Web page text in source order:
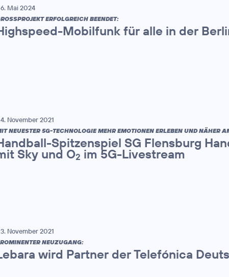
Mai 2024
ERFOLGREICH BEENDET:
Mobilfunk für alle in der
November 2021
NEUESTER 5G-TECHNOLOGIE MEHR EMOTIONEN ERLEBEN UND NÄHER
Spitzenspiel SG Flensburg
Sky und O2 im 5G-Livestream
November 2021
NEUZUGANG:
wird Partner der Telefónica